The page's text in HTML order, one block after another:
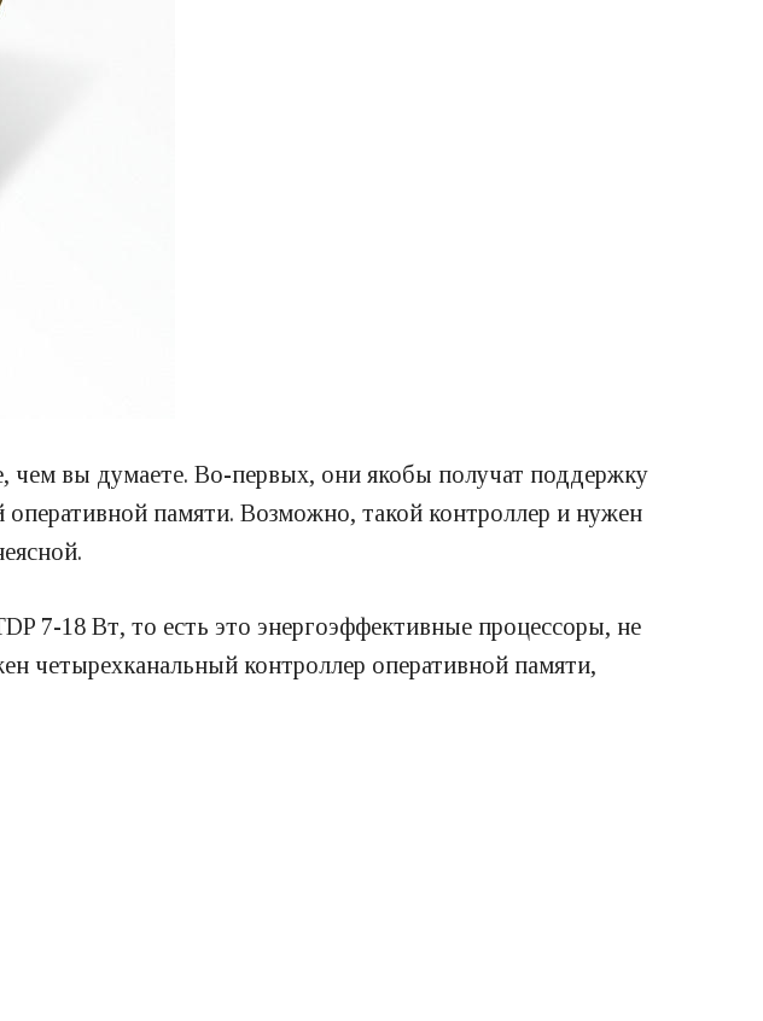
вы думаете. Во-первых, они якобы получат поддержку
памяти. Возможно, такой контроллер и нужен
7-18 Вт, то есть это энергоэффективные процессоры, не
четырехканальный контроллер оперативной памяти,